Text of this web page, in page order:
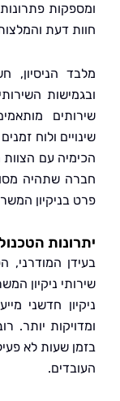
פתרונות
דעת והמלצות של
הניסיון, חשוב
השירותים
מותאמים
ולוח זמנים
עם הצוות
שתהיה מסורה
המשרד.
הטכנולוגיה
המודרני,
ניקיון המשרדים.
חדשני מייעל את
יותר. רובוטים
שעות לא פעילות